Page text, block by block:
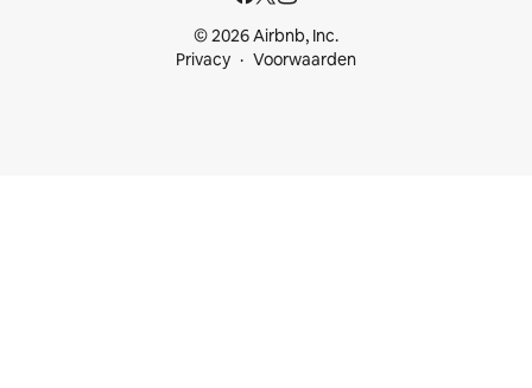
© 2026 Airbnb, Inc.
Privacy
Voorwaarden